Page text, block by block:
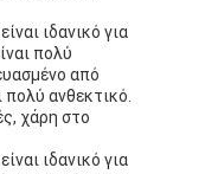
ιδανικό για
πολύ
από
ανθεκτικό.
χάρη στο
ιδανικό για